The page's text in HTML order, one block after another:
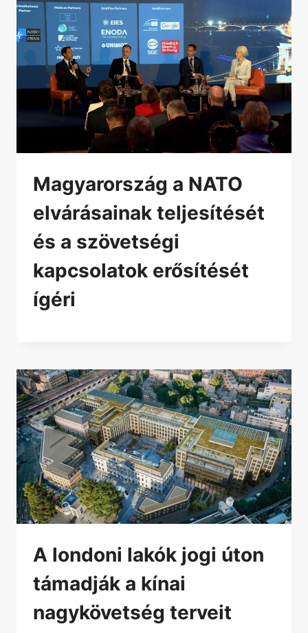
Magyarország a NATO
elvárásainak teljesítését
és a szövetségi
kapcsolatok erősítését
ígéri
A londoni lakók jogi úton
támadják a kínai
nagykövetség terveit